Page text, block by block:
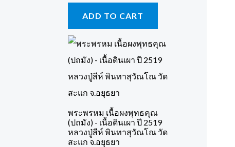
ADD TO CART
พระพรหม เนื้อผงพุทธคุณ
(ปถมัง) - เนื้อดินเผา ปี 2519
หลวงปู่สีห์ พินทาสุวัณโณ วัด
สะแก จ.อยุธยา